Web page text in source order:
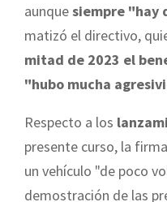
aunquesiempre "hay
matizó el directivo,
mitad de 2023 el
"hubo mucha
Respecto a los
presente curso, la firma
un vehículo "de poco
demostración de las